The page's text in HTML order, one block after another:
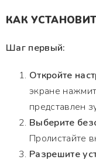
КАК
Шаг первый:
Откройте
экране
представлен
Выберите
Пролистайте
Разрешите